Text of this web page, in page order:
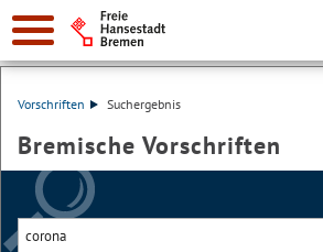
Vorschriften Suchergebnis
Bremische Vorschriften